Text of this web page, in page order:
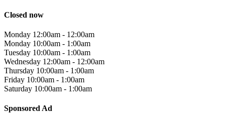
Closed now
Monday 12:00am - 12:00am
Monday 10:00am - 1:00am
Tuesday 10:00am - 1:00am
Wednesday 12:00am - 12:00am
Thursday 10:00am - 1:00am
Friday 10:00am - 1:00am
Saturday 10:00am - 1:00am
Sponsored Ad